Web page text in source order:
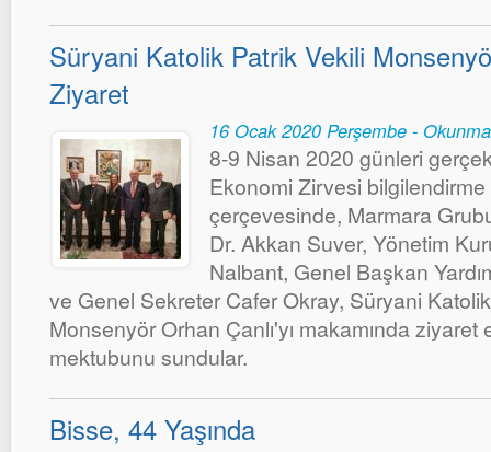
Süryani Katolik Patrik Vekili
Ziyaret
16 Ocak 2020 Perşembe -
8-9 Nisan 2020 günleri
Ekonomi Zirvesi bilgilendirme
çerçevesinde, Marmara
Dr. Akkan Suver, Yönetim
Nalbant, Genel Başkan
ve Genel Sekreter Cafer Okray, Süryani
Monsenyör Orhan Çanlı'yı makamında
mektubunu sundular.
Bisse, 44 Yaşında